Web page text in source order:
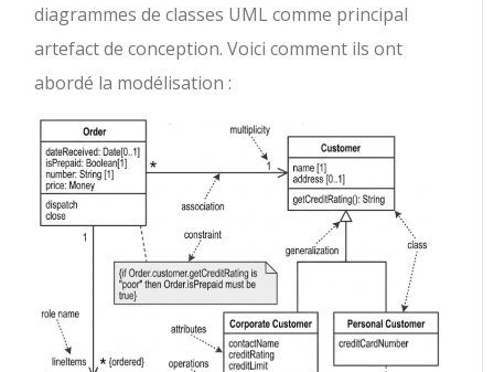
diagrammes de classes UML comme principal
artefact de conception. Voici comment ils ont
abordé la modélisation :